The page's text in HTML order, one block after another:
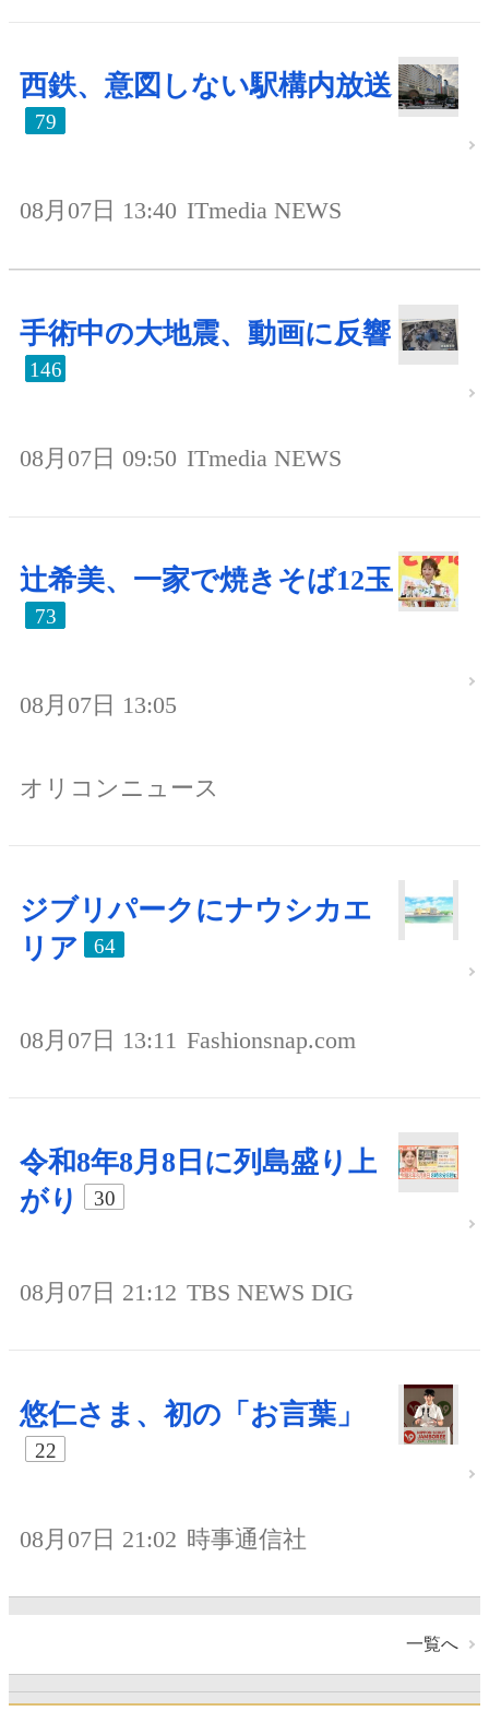
西鉄、意図しない駅構内放送
79
08月07日 13:40 ITmedia NEWS
手術中の大地震、動画に反響
146
08月07日 09:50 ITmedia NEWS
辻希美、一家で焼きそば12玉
73
08月07日 13:05
オリコンニュース
ジブリパークにナウシカエ
リア
64
08月07日 13:11 Fashionsnap.com
令和8年8月8日に列島盛り上
がり
30
08月07日 21:12 TBS NEWS DIG
悠仁さま、初の「お言葉」
22
08月07日 21:02 時事通信社
一覧へ